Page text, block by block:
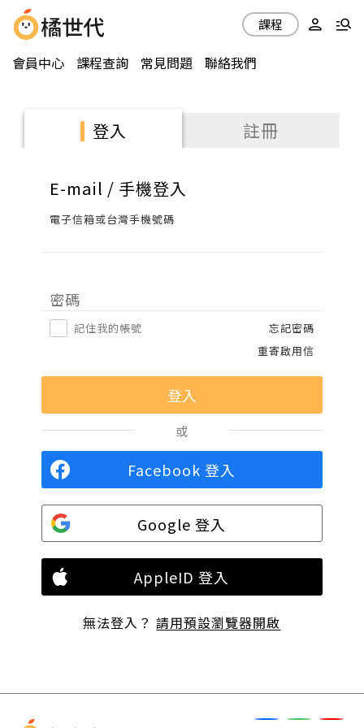
會員中心 課程查詢 常見問題 聯絡我們
課程
登入 註冊
E-mail / 手機登入
電子信箱或台灣手機號碼
密碼
記住我的帳號
忘記密碼
重寄啟用信
或
Facebook 登入
Google 登入
AppleID 登入
無法登入？請用預設瀏覽器開啟